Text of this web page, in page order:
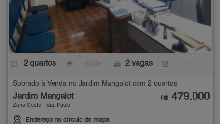
2 quartos 2 vagas
Sobrado à Venda no Jardim Mangalot com 2 quartos
Jardim Mangalot
Zona Oeste - São Paulo
Endereço no círculo do mapa
R$ 479.000